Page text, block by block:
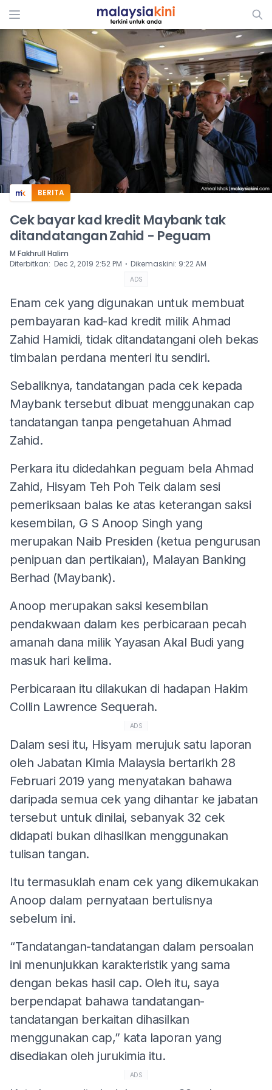
ADS
BERITA
Cek bayar kad kredit Maybank tak
ditandatangan Zahid - Peguam
M Fakhrull Halim
Diterbitkan: Dec 2, 2019 2:52 PM ⋅ Dikemaskini: 9:22 AM
ADS
Enam cek yang digunakan untuk membuat
pembayaran kad-kad kredit milik Ahmad
Zahid Hamidi, tidak ditandatangani oleh bekas
timbalan perdana menteri itu sendiri.
Sebaliknya, tandatangan pada cek kepada
Maybank tersebut dibuat menggunakan cap
tandatangan tanpa pengetahuan Ahmad
Zahid.
Perkara itu didedahkan peguam bela Ahmad
Zahid, Hisyam Teh Poh Teik dalam sesi
pemeriksaan balas ke atas keterangan saksi
kesembilan, G S Anoop Singh yang
merupakan Naib Presiden (ketua pengurusan
penipuan dan pertikaian), Malayan Banking
Berhad (Maybank).
Anoop merupakan saksi kesembilan
pendakwaan dalam kes perbicaraan pecah
amanah dana milik Yayasan Akal Budi yang
masuk hari kelima.
Perbicaraan itu dilakukan di hadapan Hakim
Collin Lawrence Sequerah.
ADS
Dalam sesi itu, Hisyam merujuk satu laporan
oleh Jabatan Kimia Malaysia bertarikh 28
Februari 2019 yang menyatakan bahawa
daripada semua cek yang dihantar ke jabatan
tersebut untuk dinilai, sebanyak 32 cek
didapati bukan dihasilkan menggunakan
tulisan tangan.
Itu termasuklah enam cek yang dikemukakan
Anoop dalam pernyataan bertulisnya
sebelum ini.
“Tandatangan-tandatangan dalam persoalan
ini menunjukkan karakteristik yang sama
dengan bekas hasil cap. Oleh itu, saya
berpendapat bahawa tandatangan-
tandatangan berkaitan dihasilkan
menggunakan cap,” kata laporan yang
disediakan oleh jurukimia itu.
ADS